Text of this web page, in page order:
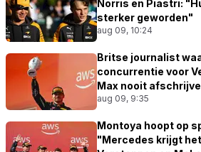
Norris en Piastri:
sterker geworden"
aug 09, 10:24
Britse journalist
concurrentie voor
Max nooit
aug 09, 9:35
Montoya hoopt op
"Mercedes krijgt